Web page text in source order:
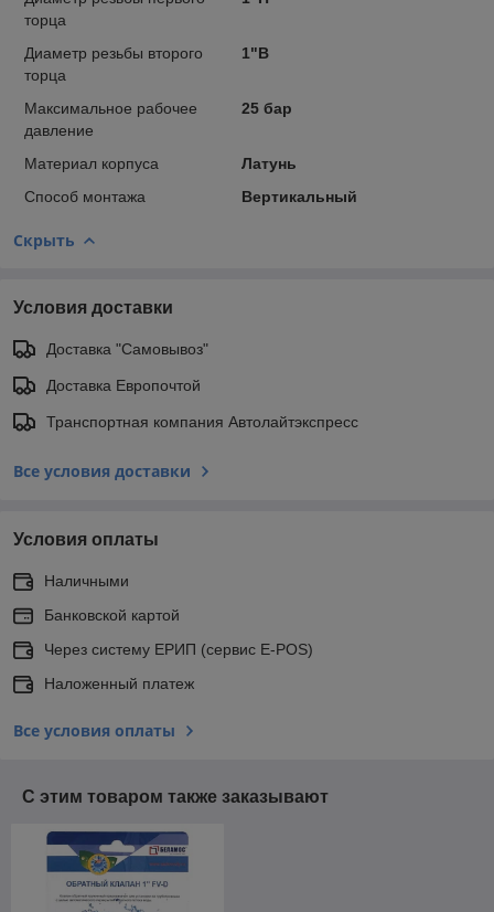
торца
Диаметр резьбы второго
торца
1"В
Максимальное рабочее
давление
25 бар
Материал корпуса
Латунь
Способ монтажа
Вертикальный
Скрыть
Условия доставки
Доставка "Самовывоз"
Доставка Европочтой
Транспортная компания Автолайтэкспресс
Все условия доставки
Условия оплаты
Наличными
Банковской картой
Через систему ЕРИП (сервис E-POS)
Наложенный платеж
Все условия оплаты
С этим товаром также заказывают